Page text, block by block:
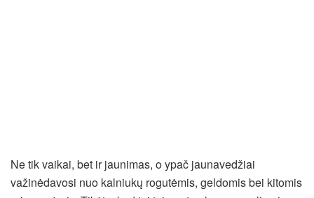
Ne tik vaikai, bet ir jaunimas, o ypač jaunavedžiai
važinėdavosi nuo kalniukų rogutėmis, geldomis bei kitomis